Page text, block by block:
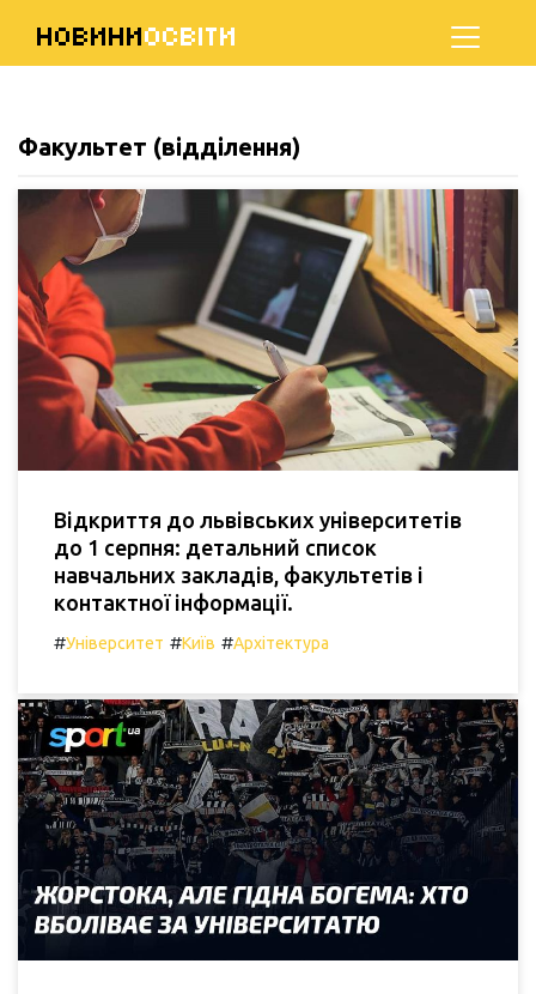
НОВИНИОСВІТИ
Факультет (відділення)
Відкриття до львівських університетів
до 1 серпня: детальний список
навчальних закладів, факультетів і
контактної інформації.
#Університет #Київ #Архітектура